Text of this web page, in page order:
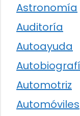
Astronomía
Auditoría
Autoayuda
Automotriz
Automóviles